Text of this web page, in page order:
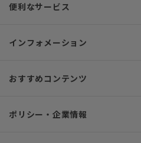
便利なサービス
インフォメーション
おすすめコンテンツ
ポリシー・企業情報